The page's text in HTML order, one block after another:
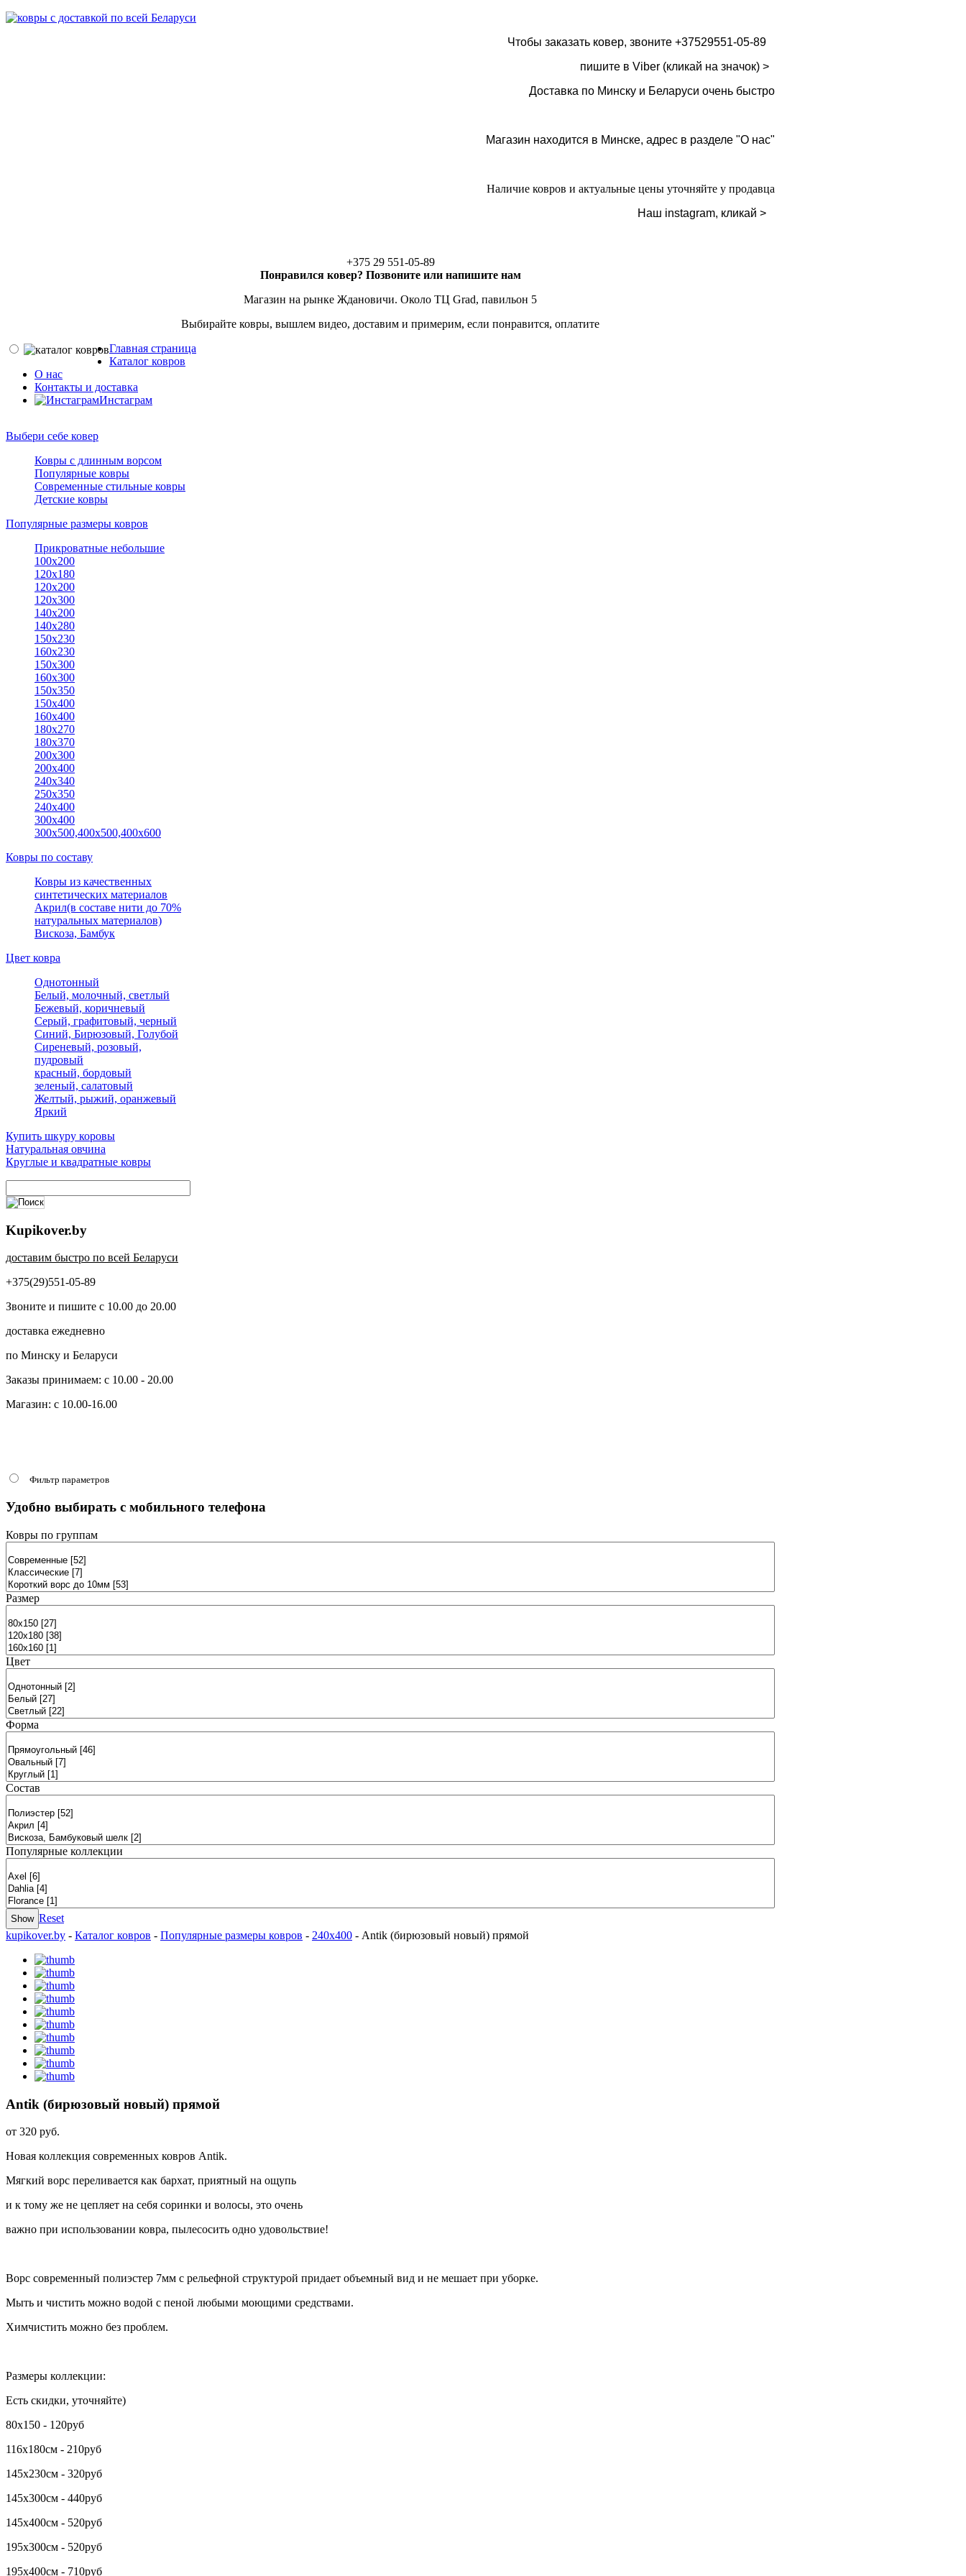
Чтобы заказать ковер, звоните +37529551-05-89
пишите в Viber (кликай на значок) >
Доставка по Минску и Беларуси очень быстро
Магазин находится в Минске, адрес в разделе "О нас"
Наличие ковров и актуальные цены уточняйте у продавца
Наш instagram, кликай >
+375 29 551-05-89
Понравился ковер? Позвоните или напишите нам
Магазин на рынке Ждановичи. Около ТЦ Grad, павильон 5
Выбирайте ковры, вышлем видео, доставим и примерим, если понравится, оплатите
Главная страница
Каталог ковров
О нас
Контакты и доставка
Инстаграм
Выбери себе ковер
Ковры с длинным ворсом
Популярные ковры
Современные стильные ковры
Детские ковры
Популярные размеры ковров
Прикроватные небольшие
100х200
120х180
120х200
120х300
140х200
140х280
150x230
160х230
150x300
160х300
150x350
150х400
160x400
180х270
180х370
200x300
200х400
240х340
250x350
240х400
300х400
300х500,400х500,400х600
Ковры по составу
Ковры из качественных
синтетических материалов
Акрил(в составе нити до 70%
натуральных материалов)
Вискоза, Бамбук
Цвет ковра
Однотонный
Белый, молочный, светлый
Бежевый, коричневый
Серый, графитовый, черный
Синий, Бирюзовый, Голубой
Сиреневый, розовый,
пудровый
красный, бордовый
зеленый, салатовый
Желтый, рыжий, оранжевый
Яркий
Купить шкуру коровы
Натуральная овчина
Круглые и квадратные ковры
Kupikover.by
доставим быстро по всей Беларуси
+375(29)551-05-89
Звоните и пишите с 10.00 до 20.00
доставка ежедневно
по Минску и Беларуси
Заказы принимаем: с 10.00 - 20.00
Магазин: с 10.00-16.00
Фильтр параметров
Удобно выбирать с мобильного телефона
Ковры по группам
Размер
Цвет
Форма
Состав
Популярные коллекции
Reset
kupikover.by - Каталог ковров - Популярные размеры ковров - 240х400 - Antik (бирюзовый новый) прямой
Antik (бирюзовый новый) прямой
от 320 руб.
Новая коллекция современных ковров Antik.
Мягкий ворс переливается как бархат, приятный на ощупь
и к тому же не цепляет на себя соринки и волосы, это очень
важно при использовании ковра, пылесосить одно удовольствие!
Ворс современный полиэстер 7мм с рельефной структурой придает объемный вид и не мешает при уборке.
Мыть и чистить можно водой с пеной любыми моющими средствами.
Химчистить можно без проблем.
Размеры коллекции:
Есть скидки, уточняйте)
80х150 - 120руб
116х180см - 210руб
145х230см - 320руб
145х300см - 440руб
145х400см - 520руб
195х300см - 520руб
195х400см - 710руб